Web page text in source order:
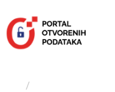
sadržaj